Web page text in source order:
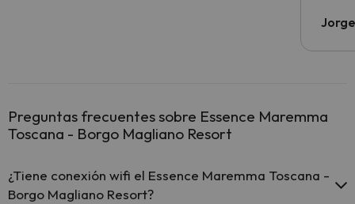
Preguntas frecuentes sobre Essence Maremma
Toscana - Borgo Magliano Resort
¿Tiene conexión wifi el Essence Maremma Toscana -
Borgo Magliano Resort?